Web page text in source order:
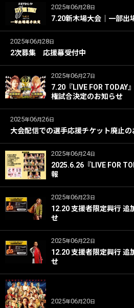
2025年06月28日
7.20新木場大会｜一部出
2025年06月28日
2次募集 応援幕受付中
2025年06月27日
7.20『LIVE FOR
権試合決定のお知らせ
2025年06月26日
大会配信での選手応援チケット廃止の
2025年06月24日
2025.6.26『LIVE FOR
報
2025年06月23 日
12.20 支援者限定興行 追
せ
2025年06月22 日
12.20 支援者限定興行 追
せ
2025年06月20日